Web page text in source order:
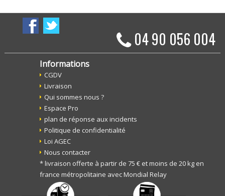
04 90 056 004
Informations
CGDV
Livraison
Qui sommes nous ?
Espace Pro
plan de réponse aux incidents
Politique de confidentialité
Loi AGEC
Nous contacter
* livraison offerte à partir de 75 € et moins de 20 kg en
france métropolitaine avec Mondial Relay